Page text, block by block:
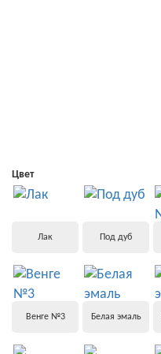
Цвет
Лак Под дуб
Венге №3 Белая эмаль